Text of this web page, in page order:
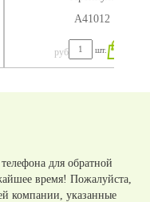
А41012
руб шт.
для обратной
время! Пожалуйста,
компании, указанные